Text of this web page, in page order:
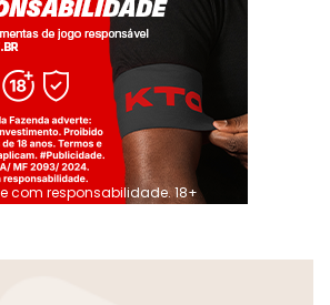
com responsabilidade. 18+